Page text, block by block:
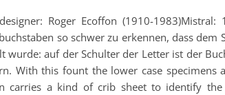
Roger Ecoffon (1910-
so schwer zu erkennen, dass dem
wurde: auf der Schulter der Letter ist der
With this fount the lower case specimens
carries a kind of crib sheet to identify